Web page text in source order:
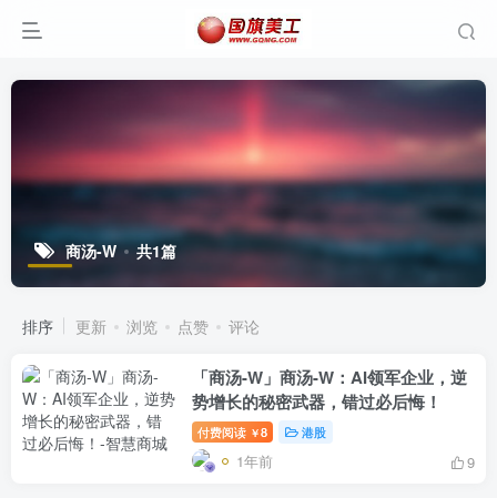
商汤-W 共1篇
排序 更新 浏览 点赞 评论
「商汤-W」商汤-W：AI领军企业，逆
势增长的秘密武器，错过必后悔！
付费阅读 ￥8 港股
1年前 9